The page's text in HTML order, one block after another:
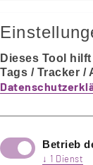
Dieses Tool
Tags / Tracker /
Betrieb
↓ 1 Dienst